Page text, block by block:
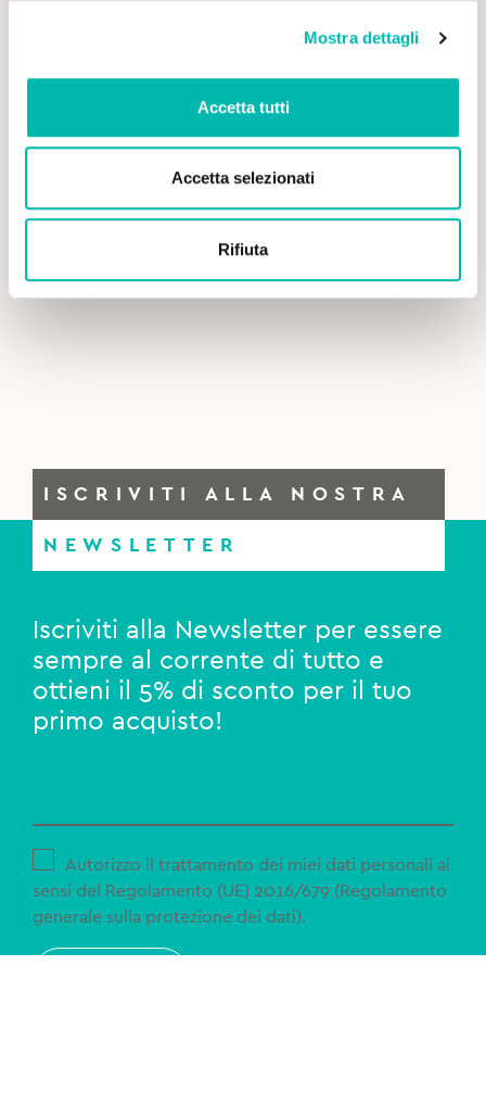
Mostra dettagli
Accetta tutti
Accetta selezionati
Rifiuta
ISCRIVITI ALLA NOSTRA
NEWSLETTER
Iscriviti alla Newsletter per essere
sempre al corrente di tutto e
ottieni il 5% di sconto per il tuo
primo acquisto!
Autorizzo il trattamento dei miei dati personali ai
sensi del Regolamento (UE) 2016/679 (Regolamento
generale sulla protezione dei dati).